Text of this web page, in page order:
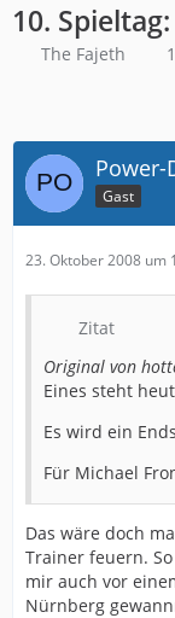
10.
The Fajeth
Power-
Gast
23. Oktober 2008 um
Zitat
Original von
Eines steht
Es wird ein
Für Michael
Das wäre doch
Trainer feuern.
mir auch vor
Nürnberg